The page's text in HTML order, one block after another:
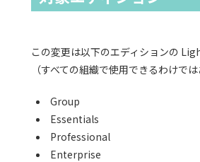
この変更は以下のエディションの
（すべての組織で使用できるわけでは
Group
Essentials
Professional
Enterprise